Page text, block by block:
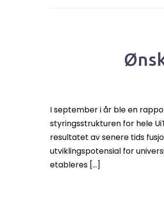
I september i år ble en
styringsstrukturen for hele
resultatet av senere tids
utviklingspotensial for
etableres […]